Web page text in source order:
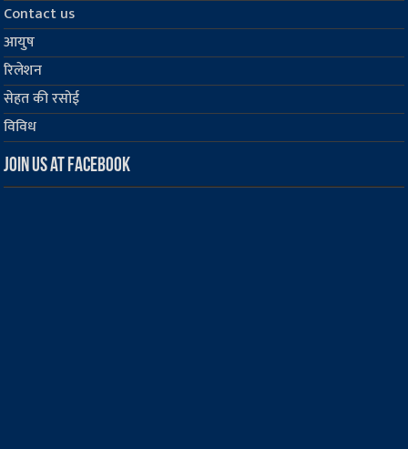
Contact us
आयुष
रिलेशन
सेहत की रसोई
विविध
Join us at Facebook